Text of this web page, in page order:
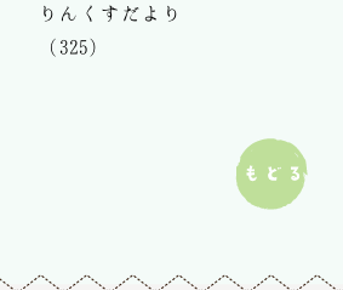
りんくすだより
（325）